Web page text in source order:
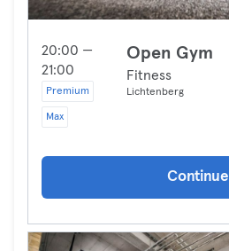
20:00 —
21:00
Premium
Max
Open Gym
Fitness
Lichtenberg
Continue